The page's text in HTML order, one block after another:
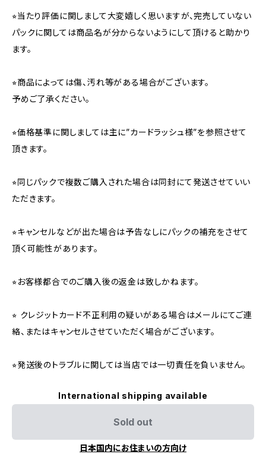
⭐︎当たり評価に関しまして大変嬉しく思いますが、完売していない
パックに関しては商品名が分からないようにして頂けると助かり
ます。
⭐︎商品によっては傷、汚れ等がある場合がございます。
予めご了承ください。
⭐︎価格基準に関しましては主に”カードラッシュ様”を参照させて
頂きます。
⭐︎同じパックで複数ご購入された場合は同封にて発送させていい
ただきます。
⭐︎キャンセルなどが出た場合は予告なしにパックの補充をさせて
頂く可能性があります。
⭐︎お客様都合でのご購入後の返金は致しかねます。
⭐︎ クレジットカード不正利用の疑いがある場合はメールにてご連
絡、またはキャンセルさせていただく場合がございます。
⭐︎発送後のトラブルに関しては当店では一切責任を負いません。
International shipping available
Sold out
日本国内にお住まいの方向け